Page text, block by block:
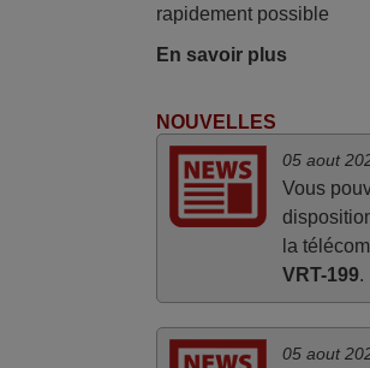
rapidement possible
En savoir plus
NOUVELLES
05 aout
Vous
la
VRT-199.
05 aout